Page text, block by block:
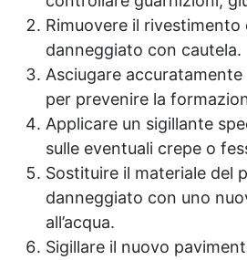
Rimuovere il rivestimento
danneggiato con cautela.
Asciugare accuratamente
per prevenire la
Applicare un sigillante
sulle eventuali crepe o
Sostituire il materiale del
danneggiato con uno
all’acqua.
Sigillare il nuovo